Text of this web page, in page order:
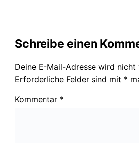
Schreibe einen
Deine E-Mail-Adresse wird
Erforderliche Felder sind mit *
Kommentar *